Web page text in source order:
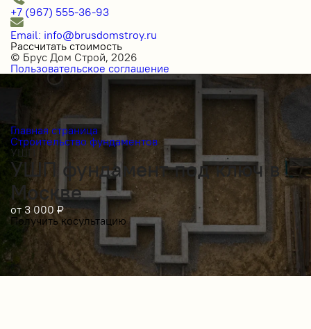
+7 (967) 555-36-93
Email: info@brusdomstroy.ru
Рассчитать стоимость
© Брус Дом Строй, 2026
Пользовательское соглашение
Главная страница
Строительство фундаментов
УШП
УШП фундамент под ключ в
Москве
от 3 000 ₽
Получить косультацию